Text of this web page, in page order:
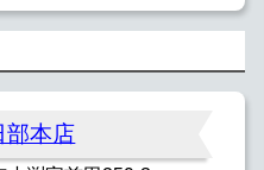
部本店